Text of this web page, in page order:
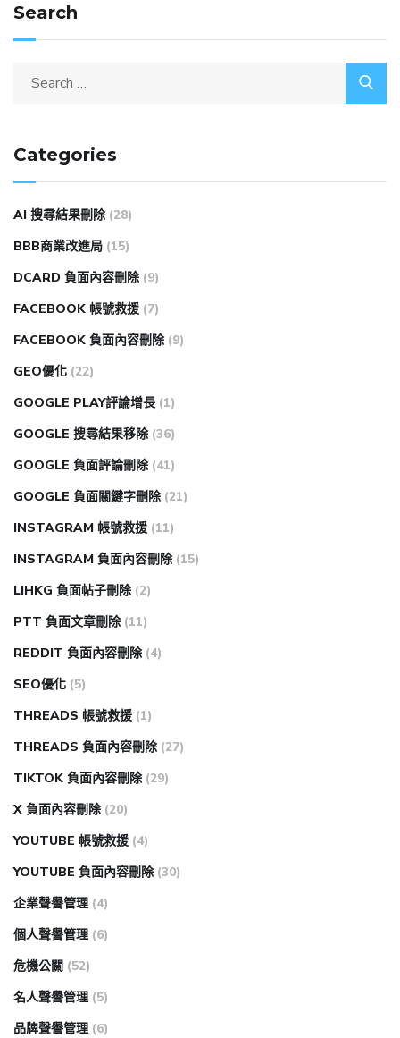
Search
Categories
AI 搜尋結果刪除 (28)
BBB商業改進局 (15)
DCARD 負面內容刪除 (9)
FACEBOOK 帳號救援 (7)
FACEBOOK 負面內容刪除 (9)
GEO優化 (22)
GOOGLE PLAY評論增長 (1)
GOOGLE 搜尋結果移除 (36)
GOOGLE 負面評論刪除 (41)
GOOGLE 負面關鍵字刪除 (21)
INSTAGRAM 帳號救援 (11)
INSTAGRAM 負面內容刪除 (15)
LIHKG 負面帖子刪除 (2)
PTT 負面文章刪除 (11)
REDDIT 負面內容刪除 (4)
SEO優化 (5)
THREADS 帳號救援 (1)
THREADS 負面內容刪除 (27)
TIKTOK 負面內容刪除 (29)
X 負面內容刪除 (20)
YOUTUBE 帳號救援 (4)
YOUTUBE 負面內容刪除 (30)
企業聲譽管理 (4)
個人聲譽管理 (6)
危機公關 (52)
名人聲譽管理 (5)
品牌聲譽管理 (6)